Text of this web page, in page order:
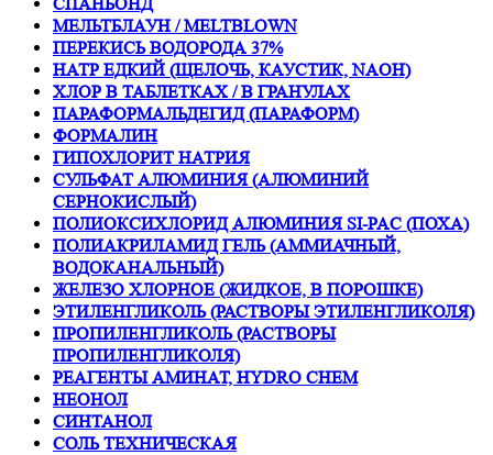
МЕЛЬТБЛАУН / MELTBLOWN
ПЕРЕКИСЬ ВОДОРОДА 37%
НАТР ЕДКИЙ (ЩЕЛОЧЬ, КАУСТИК, NAOH)
ХЛОР В ТАБЛЕТКАХ / В ГРАНУЛАХ
ПАРАФОРМАЛЬДЕГИД (ПАРАФОРМ)
ФОРМАЛИН
ГИПОХЛОРИТ НАТРИЯ
СУЛЬФАТ АЛЮМИНИЯ (АЛЮМИНИЙ
СЕРНОКИСЛЫЙ)
ПОЛИОКСИХЛОРИД АЛЮМИНИЯ SI-PAC (ПОХА)
ПОЛИАКРИЛАМИД ГЕЛЬ (АММИАЧНЫЙ,
ВОДОКАНАЛЬНЫЙ)
ЖЕЛЕЗО ХЛОРНОЕ (ЖИДКОЕ, В ПОРОШКЕ)
ЭТИЛЕНГЛИКОЛЬ (РАСТВОРЫ ЭТИЛЕНГЛИКОЛЯ)
ПРОПИЛЕНГЛИКОЛЬ (РАСТВОРЫ
ПРОПИЛЕНГЛИКОЛЯ)
РЕАГЕНТЫ АМИНАТ, HYDRO CHEM
НЕОНОЛ
СИНТАНОЛ
СОЛЬ ТЕХНИЧЕСКАЯ